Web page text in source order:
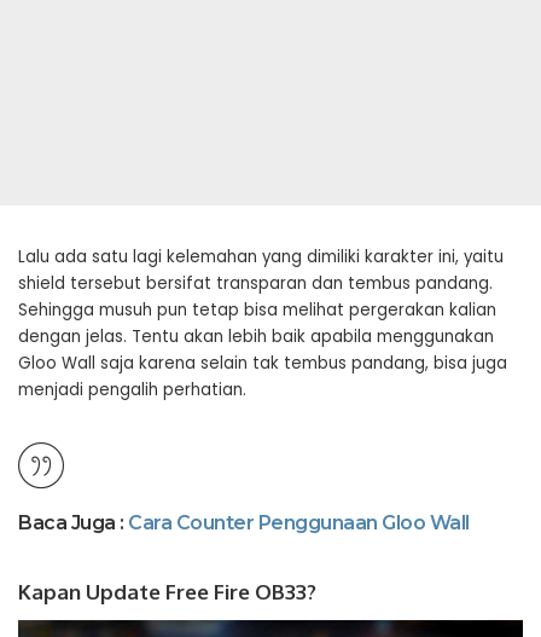
Lalu ada satu lagi kelemahan yang dimiliki karakter ini, yaitu
shield tersebut bersifat transparan dan tembus pandang.
Sehingga musuh pun tetap bisa melihat pergerakan kalian
dengan jelas. Tentu akan lebih baik apabila menggunakan
Gloo Wall saja karena selain tak tembus pandang, bisa juga
menjadi pengalih perhatian.
Baca Juga : Cara Counter Penggunaan Gloo Wall
Kapan Update Free Fire OB33?